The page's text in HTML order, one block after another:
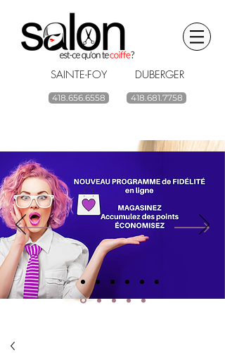
SAINTE-FOY DUBERGER
418.656.6558 418.681.7758
BOUTIQUE EN LIGNE
renouvelez vos
produits capillaires
ACHETEZ